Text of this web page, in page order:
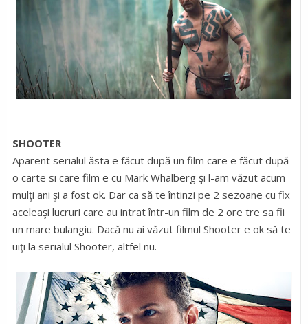
SHOOTER
Aparent serialul ăsta e făcut după un film care e făcut după
o carte si care film e cu Mark Whalberg şi l-am văzut acum
mulţi ani şi a fost ok. Dar ca să te întinzi pe 2 sezoane cu fix
aceleaşi lucruri care au intrat într-un film de 2 ore tre sa fii
un mare bulangiu. Dacă nu ai văzut filmul Shooter e ok să te
uiţi la serialul Shooter, altfel nu.